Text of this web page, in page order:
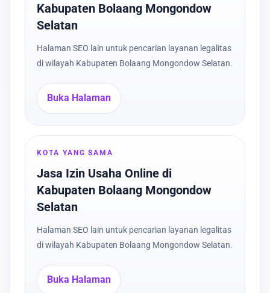
Kabupaten Bolaang Mongondow
Selatan
Halaman SEO lain untuk pencarian layanan legalitas
di wilayah Kabupaten Bolaang Mongondow Selatan.
Buka Halaman
KOTA YANG SAMA
Jasa Izin Usaha Online di
Kabupaten Bolaang Mongondow
Selatan
Halaman SEO lain untuk pencarian layanan legalitas
di wilayah Kabupaten Bolaang Mongondow Selatan.
Buka Halaman